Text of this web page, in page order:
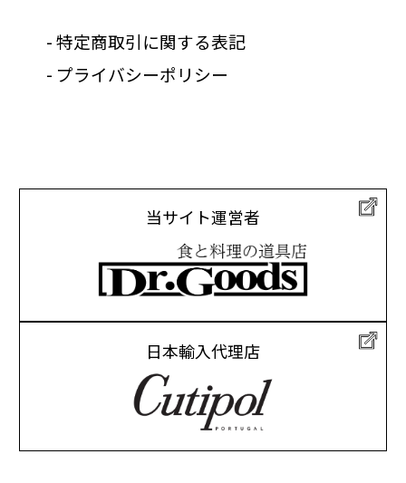
- 特定商取引に関する表記
- プライバシーポリシー
当サイト運営者
日本輸入代理店